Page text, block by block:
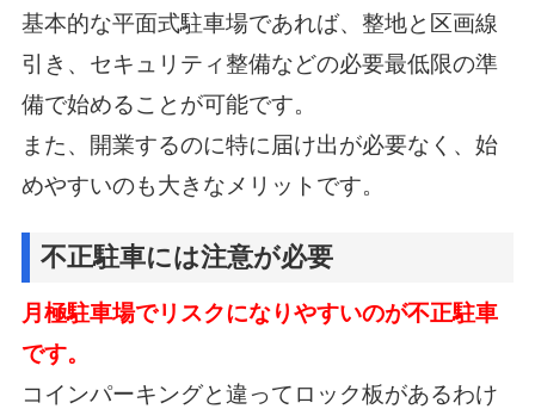
基本的な平面式駐車場であれば、整地と区画線
引き、セキュリティ整備などの必要最低限の準
備で始めることが可能です。
また、開業するのに特に届け出が必要なく、始
めやすいのも大きなメリットです。
不正駐車には注意が必要
月極駐車場でリスクになりやすいのが不正駐車
です。
コインパーキングと違ってロック板があるわけ